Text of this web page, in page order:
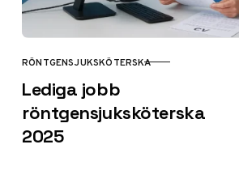
KATEGORI
RÖNTGENSJUKSKÖTERSKA
Lediga jobb
röntgensjuksköterska
2025